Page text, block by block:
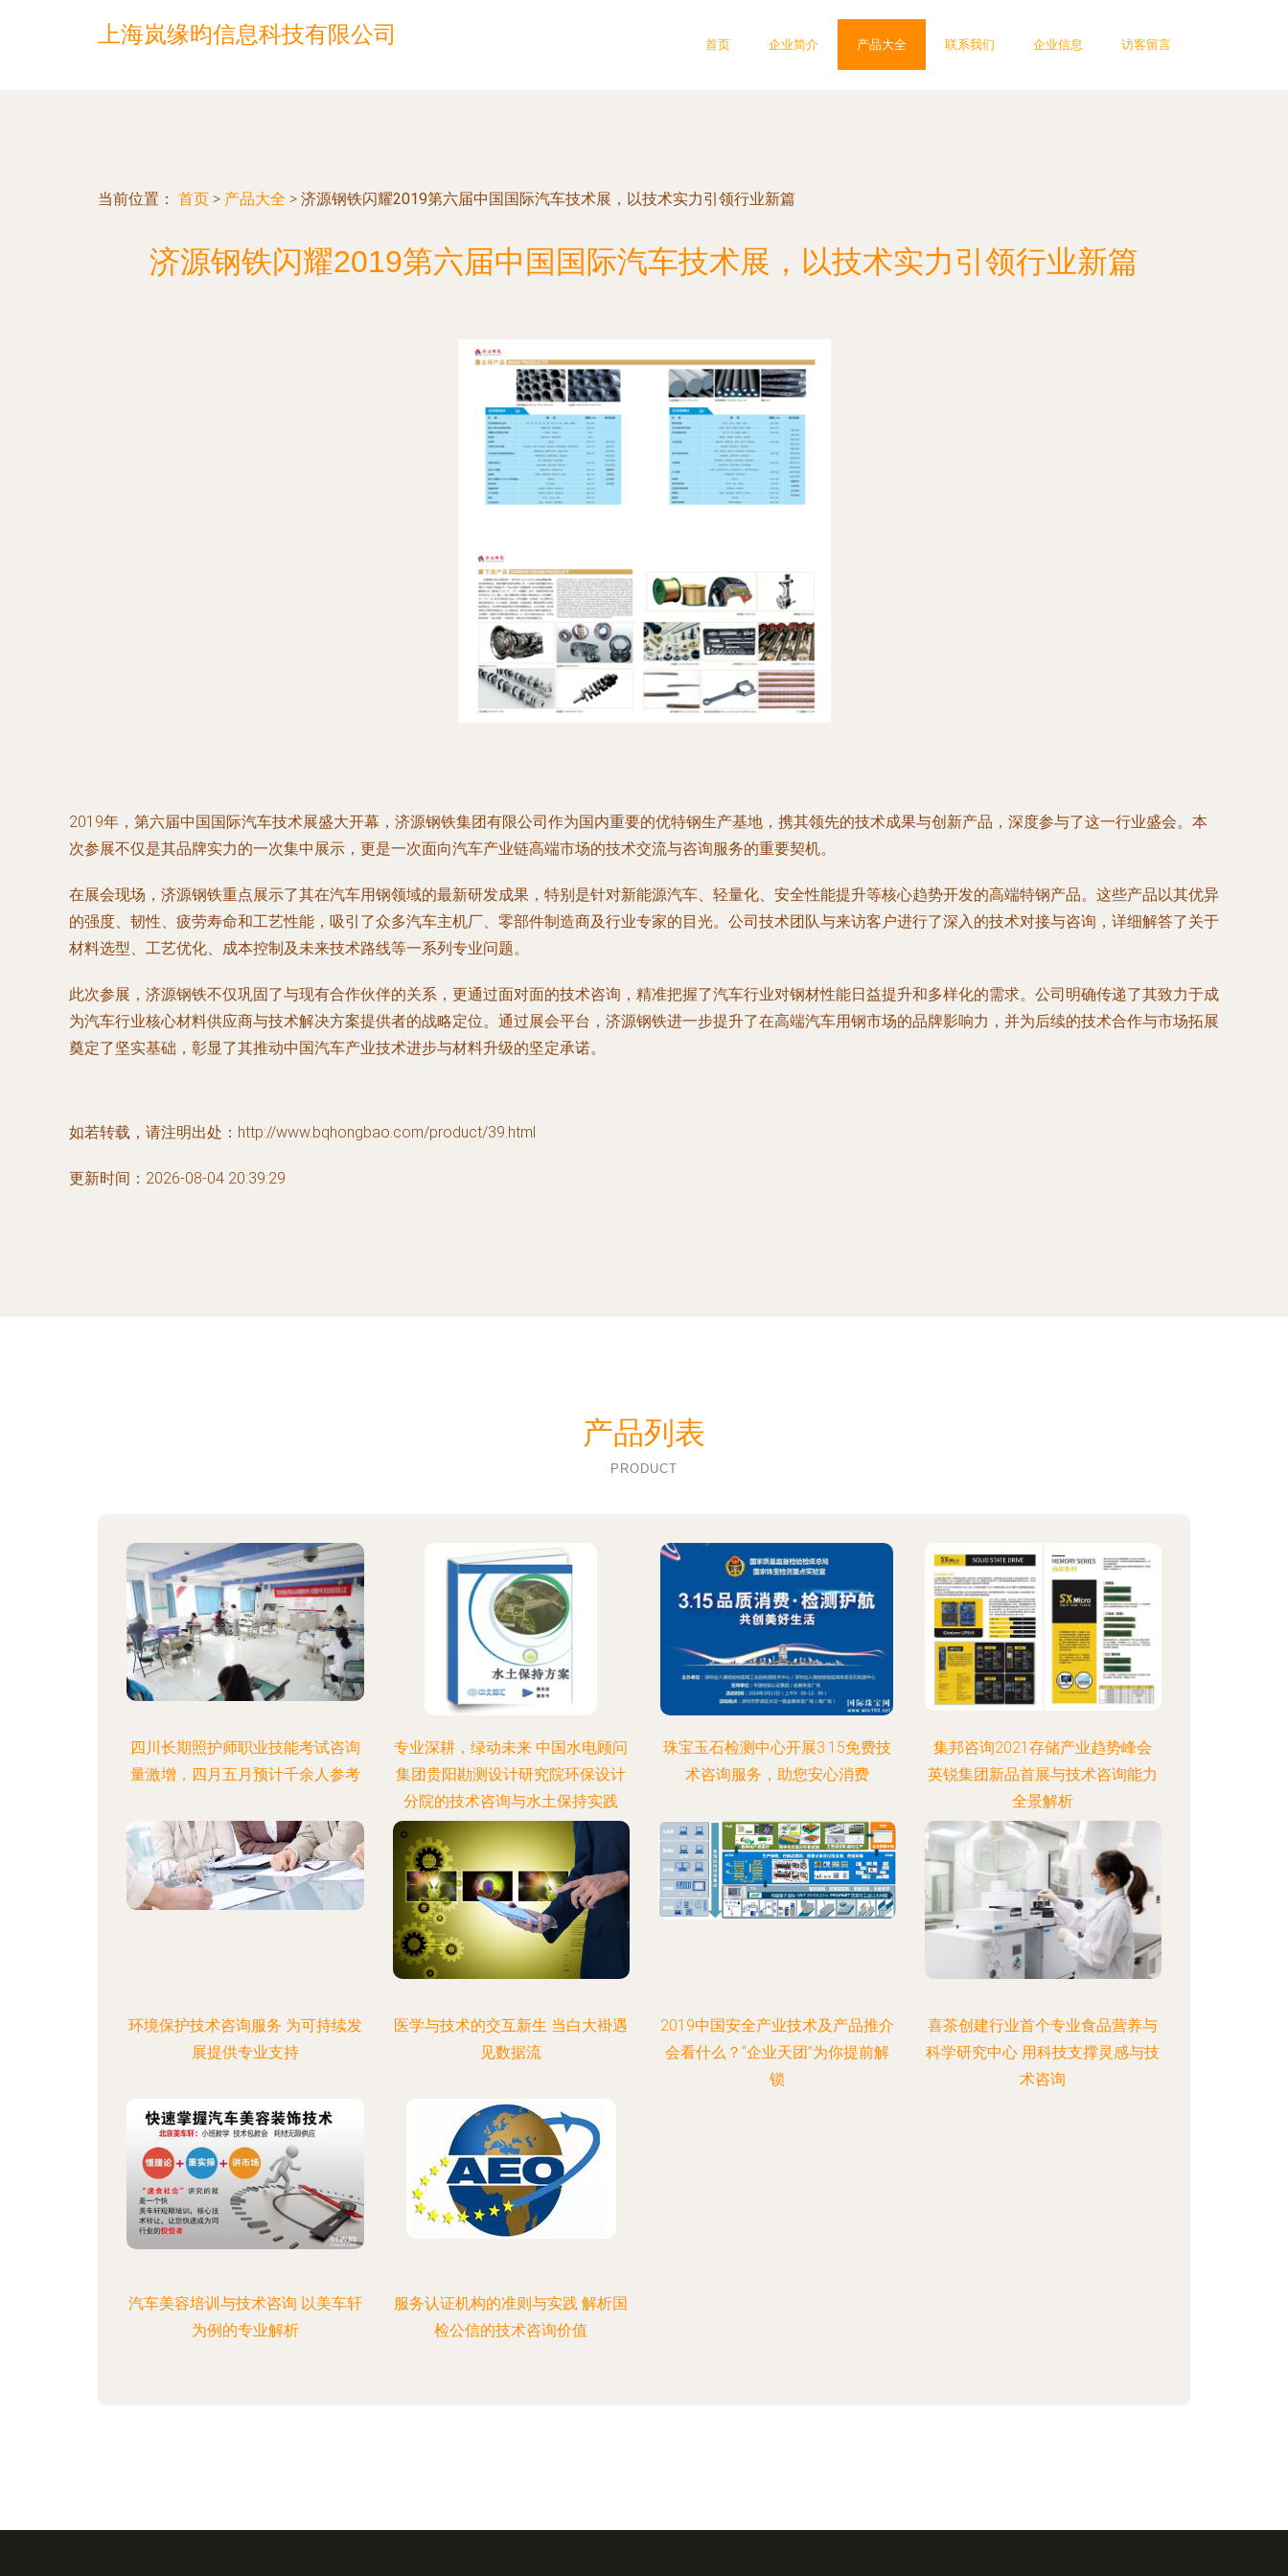
上海岚缘昀信息科技有限公司 首页 企业简介 产品大全 联系我们 企业信息 访客留言
当前位置： 首页 > 产品大全 > 济源钢铁闪耀2019第六届中国国际汽车技术展，以技术实力引领行业新篇
济源钢铁闪耀2019第六届中国国际汽车技术展，以技术实力引领行业新篇
2019年，第六届中国国际汽车技术展盛大开幕，济源钢铁集团有限公司作为国内重要的优特钢生产基地，携其领先的技术成果与创新产品，深度参与了这一行业盛会。本
次参展不仅是其品牌实力的一次集中展示，更是一次面向汽车产业链高端市场的技术交流与咨询服务的重要契机。
在展会现场，济源钢铁重点展示了其在汽车用钢领域的最新研发成果，特别是针对新能源汽车、轻量化、安全性能提升等核心趋势开发的高端特钢产品。这些产品以其优异
的强度、韧性、疲劳寿命和工艺性能，吸引了众多汽车主机厂、零部件制造商及行业专家的目光。公司技术团队与来访客户进行了深入的技术对接与咨询，详细解答了关于
材料选型、工艺优化、成本控制及未来技术路线等一系列专业问题。
此次参展，济源钢铁不仅巩固了与现有合作伙伴的关系，更通过面对面的技术咨询，精准把握了汽车行业对钢材性能日益提升和多样化的需求。公司明确传递了其致力于成
为汽车行业核心材料供应商与技术解决方案提供者的战略定位。通过展会平台，济源钢铁进一步提升了在高端汽车用钢市场的品牌影响力，并为后续的技术合作与市场拓展
奠定了坚实基础，彰显了其推动中国汽车产业技术进步与材料升级的坚定承诺。
如若转载，请注明出处：http://www.bqhongbao.com/product/39.html
更新时间：2026-08-04 20:39:29
产品列表
PRODUCT
四川长期照护师职业技能考试咨询
量激增，四月五月预计千余人参考
专业深耕，绿动未来 中国水电顾问
集团贵阳勘测设计研究院环保设计
分院的技术咨询与水土保持实践
珠宝玉石检测中心开展3.15免费技
术咨询服务，助您安心消费
集邦咨询2021存储产业趋势峰会
英锐集团新品首展与技术咨询能力
全景解析
环境保护技术咨询服务 为可持续发
展提供专业支持
医学与技术的交互新生 当白大褂遇
见数据流
2019中国安全产业技术及产品推介
会看什么？“企业天团”为你提前解
锁
喜茶创建行业首个专业食品营养与
科学研究中心 用科技支撑灵感与技
术咨询
汽车美容培训与技术咨询 以美车轩
为例的专业解析
服务认证机构的准则与实践 解析国
检公信的技术咨询价值